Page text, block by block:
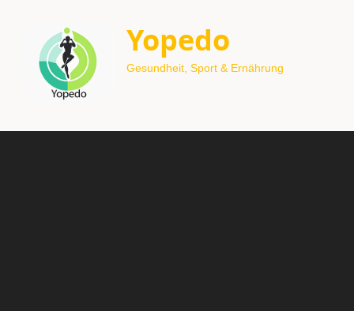
Yopedo
Gesundheit, Sport & Ernährung